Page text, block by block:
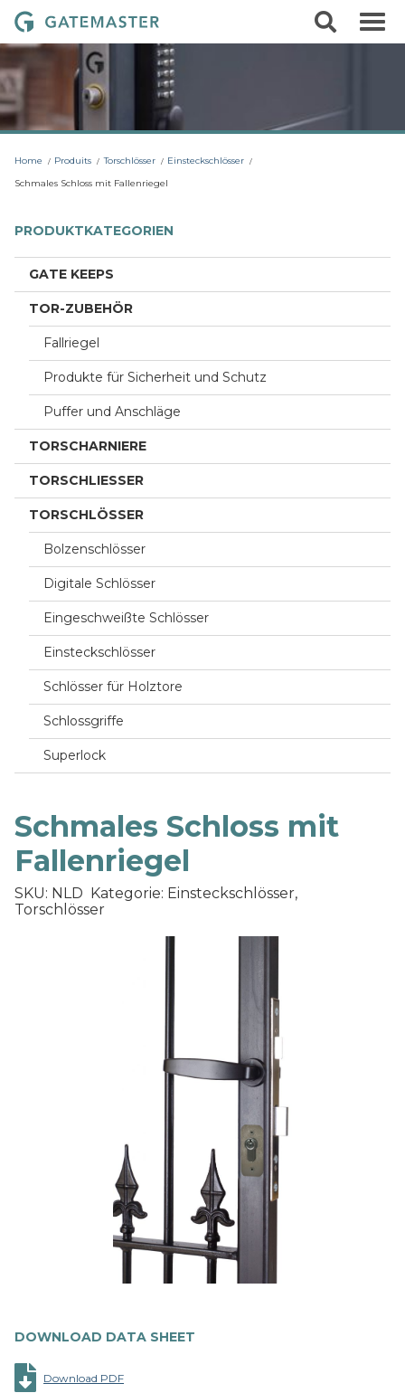
i
t
o
c
o
n
G
a
t
e
m
a
s
t
r
c
e
Home Produits Torschlösser
Einsteckschlösser
Schmales Schloss mit Fallenriegel
PRODUKTKATEGORIEN
GATE KEEPS
TOR-ZUBEHÖR
Fallriegel
Produkte für Sicherheit und Schutz
Puffer und Anschläge
TORSCHARNIERE
TORSCHLIESSER
TORSCHLÖSSER
Bolzenschlösser
Digitale Schlösser
Eingeschweißte Schlösser
Einsteckschlösser
Schlösser für Holztore
Schlossgriffe
Superlock
Schmales Schloss mit
Fallenriegel
SKU: NLD Kategorie: Einsteckschlösser,
Torschlösser
DOWNLOAD DATA SHEET
Download PDF